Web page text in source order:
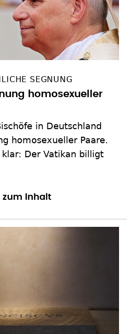
SEGNUNG
homosexueller
in Deutschland
homosexueller Paare.
klar: Der Vatikan billigt
zum Inhalt